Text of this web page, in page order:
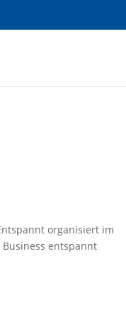
organisiert im
entspannt